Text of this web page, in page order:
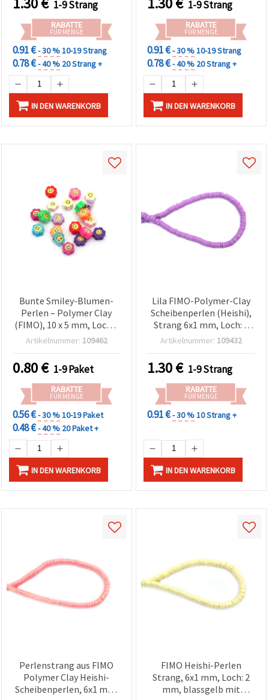
1-9 Strang
RABATTE
FÜR MENGE
0.91 €- 30 %10-19 Strang
0.78 €- 40 % 20 Strang +
IN DEN WARENKORB
1-9 Strang
RABATTE
FÜR MENGE
0.91 €- 30 %10-19 Strang
0.78 €- 40 % 20 Strang +
IN DEN WARENKORB
Bunte Smiley-Blumen-
Perlen – Polymer Clay
(FIMO), 10 x 5 mm, Loch 2
mm, Mix, 20 Stück
Artikelnummer: 109462
0.80€ 1-9 Paket
RABATTE
FÜR MENGE
0.56 €- 30 %10-19 Paket
0.48 €- 40 % 20 Paket +
IN DEN WARENKORB
Lila FIMO-Polymer-Clay
Scheibenperlen (Heishi),
Strang 6x1 mm, Loch: 2
mm – Perfekt für
Projekte, ca. 320 Stk.
Artikelnummer: 109432
1.30€ 1-9 Strang
RABATTE
FÜR MENGE
0.91 €- 30 %10 Strang +
IN DEN WARENKORB
Perlenstrang aus FIMO
Polymer Clay Heishi-
Scheibenperlen, 6x1 mm,
FIMO Heishi-Perlen
Strang, 6x1 mm, Loch: 2
mm, blassgelb mit